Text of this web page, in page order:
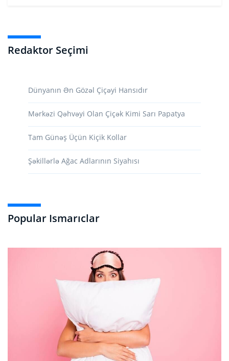
Redaktor Seçimi
Dünyanın Ən Gözəl Çiçəyi Hansıdır
Mərkəzi Qəhvəyi Olan Çiçək Kimi Sarı Papatya
Tam Günəş Üçün Kiçik Kollar
Şəkillərlə Ağac Adlarının Siyahısı
Popular Ismarıclar